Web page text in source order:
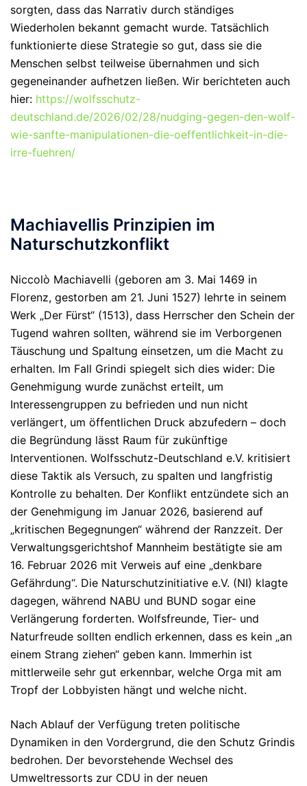
sorgten, dass das Narrativ durch ständiges
Wiederholen bekannt gemacht wurde. Tatsächlich
funktionierte diese Strategie so gut, dass sie die
Menschen selbst teilweise übernahmen und sich
gegeneinander aufhetzen ließen. Wir berichteten auch
hier: https://wolfsschutz-
deutschland.de/2026/02/28/nudging-gegen-den-wolf-
wie-sanfte-manipulationen-die-oeffentlichkeit-in-die-
irre-fuehren/
Machiavellis Prinzipien im
Naturschutzkonflikt
Niccolò Machiavelli (geboren am 3. Mai 1469 in
Florenz, gestorben am 21. Juni 1527) lehrte in seinem
Werk „Der Fürst“ (1513), dass Herrscher den Schein der
Tugend wahren sollten, während sie im Verborgenen
Täuschung und Spaltung einsetzen, um die Macht zu
erhalten. Im Fall Grindi spiegelt sich dies wider: Die
Genehmigung wurde zunächst erteilt, um
Interessengruppen zu befrieden und nun nicht
verlängert, um öffentlichen Druck abzufedern – doch
die Begründung lässt Raum für zukünftige
Interventionen. Wolfsschutz-Deutschland e.V. kritisiert
diese Taktik als Versuch, zu spalten und langfristig
Kontrolle zu behalten. Der Konflikt entzündete sich an
der Genehmigung im Januar 2026, basierend auf
„kritischen Begegnungen“ während der Ranzzeit. Der
Verwaltungsgerichtshof Mannheim bestätigte sie am
16. Februar 2026 mit Verweis auf eine „denkbare
Gefährdung“. Die Naturschutzinitiative e.V. (NI) klagte
dagegen, während NABU und BUND sogar eine
Verlängerung forderten. Wolfsfreunde, Tier- und
Naturfreude sollten endlich erkennen, dass es kein „an
einem Strang ziehen“ geben kann. Immerhin ist
mittlerweile sehr gut erkennbar, welche Orga mit am
Tropf der Lobbyisten hängt und welche nicht.
Nach Ablauf der Verfügung treten politische
Dynamiken in den Vordergrund, die den Schutz Grindis
bedrohen. Der bevorstehende Wechsel des
Umweltressorts zur CDU in der neuen